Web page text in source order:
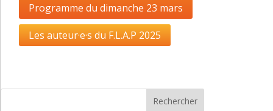
Programme du dimanche 23 mars
Les auteur·e·s du F.L.A.P 2025
Rechercher